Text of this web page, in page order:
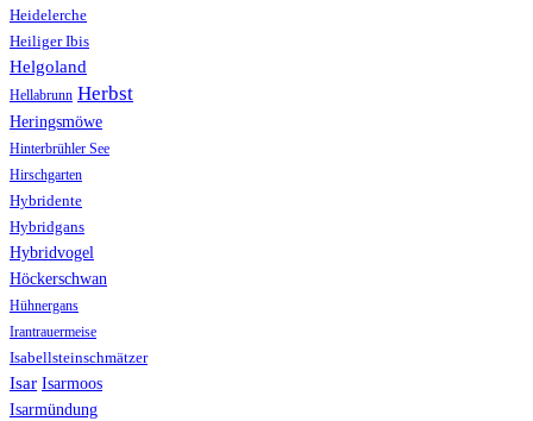
Heidelerche
Heiliger Ibis
Helgoland
Hellabrunn Herbst
Heringsmöwe
Hinterbrühler See
Hirschgarten
Hybridente
Hybridgans
Hybridvogel
Höckerschwan
Hühnergans
Irantrauermeise
Isabellsteinschmätzer
Isar Isarmoos
Isarmündung